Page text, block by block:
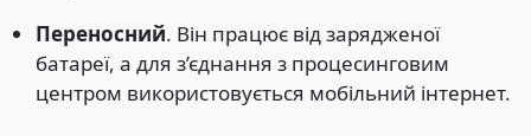
Переносний. Він працює від зарядженої
батареї, а для з’єднання з процесинговим
центром використовується мобільний інтернет.